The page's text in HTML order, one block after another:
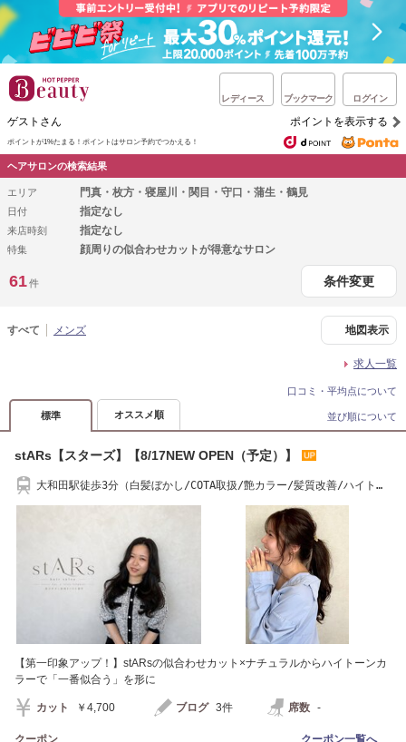
レディース ブックマーク ログイン
ゲストさん ポイントを表示する
ポイントが1%たまる！ ポイントはサロン予約でつかえる！
ヘアサロンの検索結果
エリア 門真・枚方・寝屋川・関目・守口・蒲生・鶴見
日付 指定なし
来店時刻 指定なし
特集 顔周りの似合わせカットが得意なサロン
61件 条件変更
すべて メンズ 地図表示
求人一覧
口コミ・平均点について
標準 オススメ順 並び順について
stARs【スターズ】【8/17NEW OPEN（予定）】
大和田駅徒歩3分（白髪ぼかし/COTA取扱/艶カラー/髪質改善/ハイトー
【第一印象アップ！】stARsの似合わせカット×ナチュラルからハイトーンカ
ラーで「一番似合う」を形に
カット ￥4,700 ブログ 3件 席数 -
クーポン クーポン一覧へ